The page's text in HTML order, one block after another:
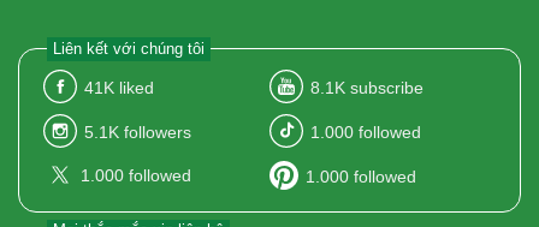
Liên kết với chúng tôi
41K liked 8.1K subscribe
5.1K followers 1.000 followed
1.000 followed 1.000 followed